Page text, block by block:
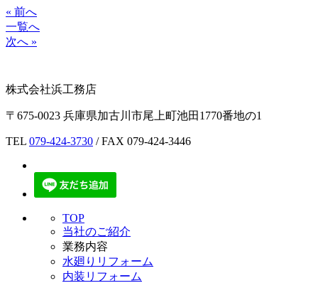
« 前へ
一覧へ
次へ »
株式会社浜工務店
〒675-0023 兵庫県加古川市尾上町池田1770番地の1
TEL 079-424-3730 / FAX 079-424-3446
TOP
当社のご紹介
業務内容
水廻りリフォーム
内装リフォーム